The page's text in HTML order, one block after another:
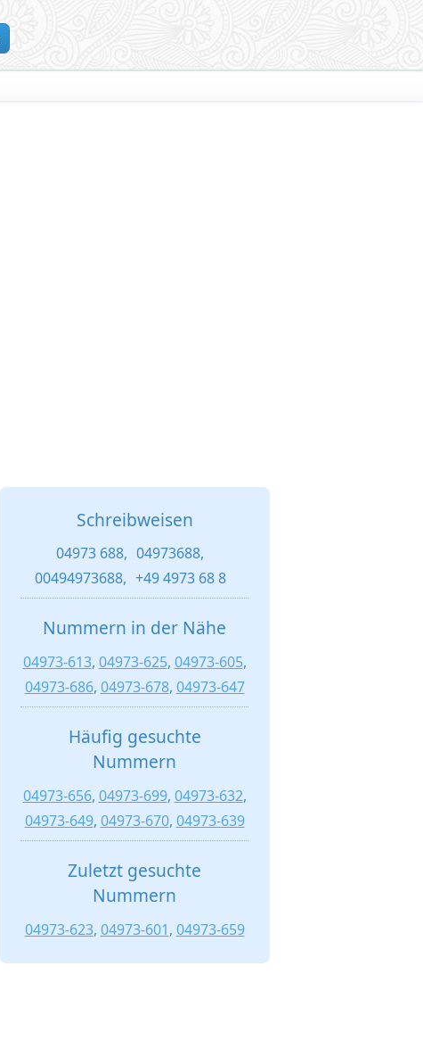
Schreibweisen
04973 688, 04973688,
00494973688, +49 4973 68 8
Nummern in der Nähe
04973-613, 04973-625, 04973-605,
04973-686, 04973-678, 04973-647
Häufig gesuchte
Nummern
04973-656, 04973-699, 04973-632,
04973-649, 04973-670, 04973-639
Zuletzt gesuchte
Nummern
04973-623, 04973-601, 04973-659